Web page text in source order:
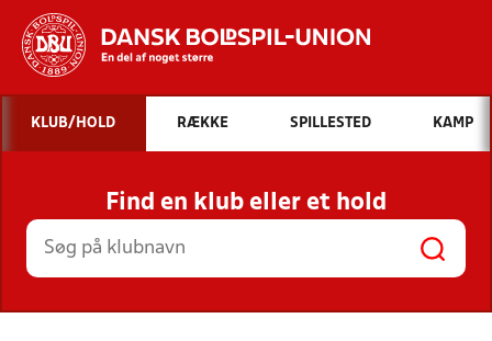
Hvad vil du søge efter?
INDHOLD OG NYHEDER
STILLINGER, RESULTATER, KLUBBER OG
HOLD
KLUB/HOLD RÆKKE SPILLESTED KAMP
Find en klub eller et hold